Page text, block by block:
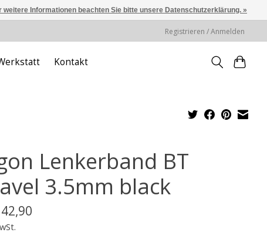
Registrieren / Anmelden
Kontakt
Lenkerband BT
3.5mm black
weitere Informationen beachten Sie bitte unsere Datenschutzerklärung. »